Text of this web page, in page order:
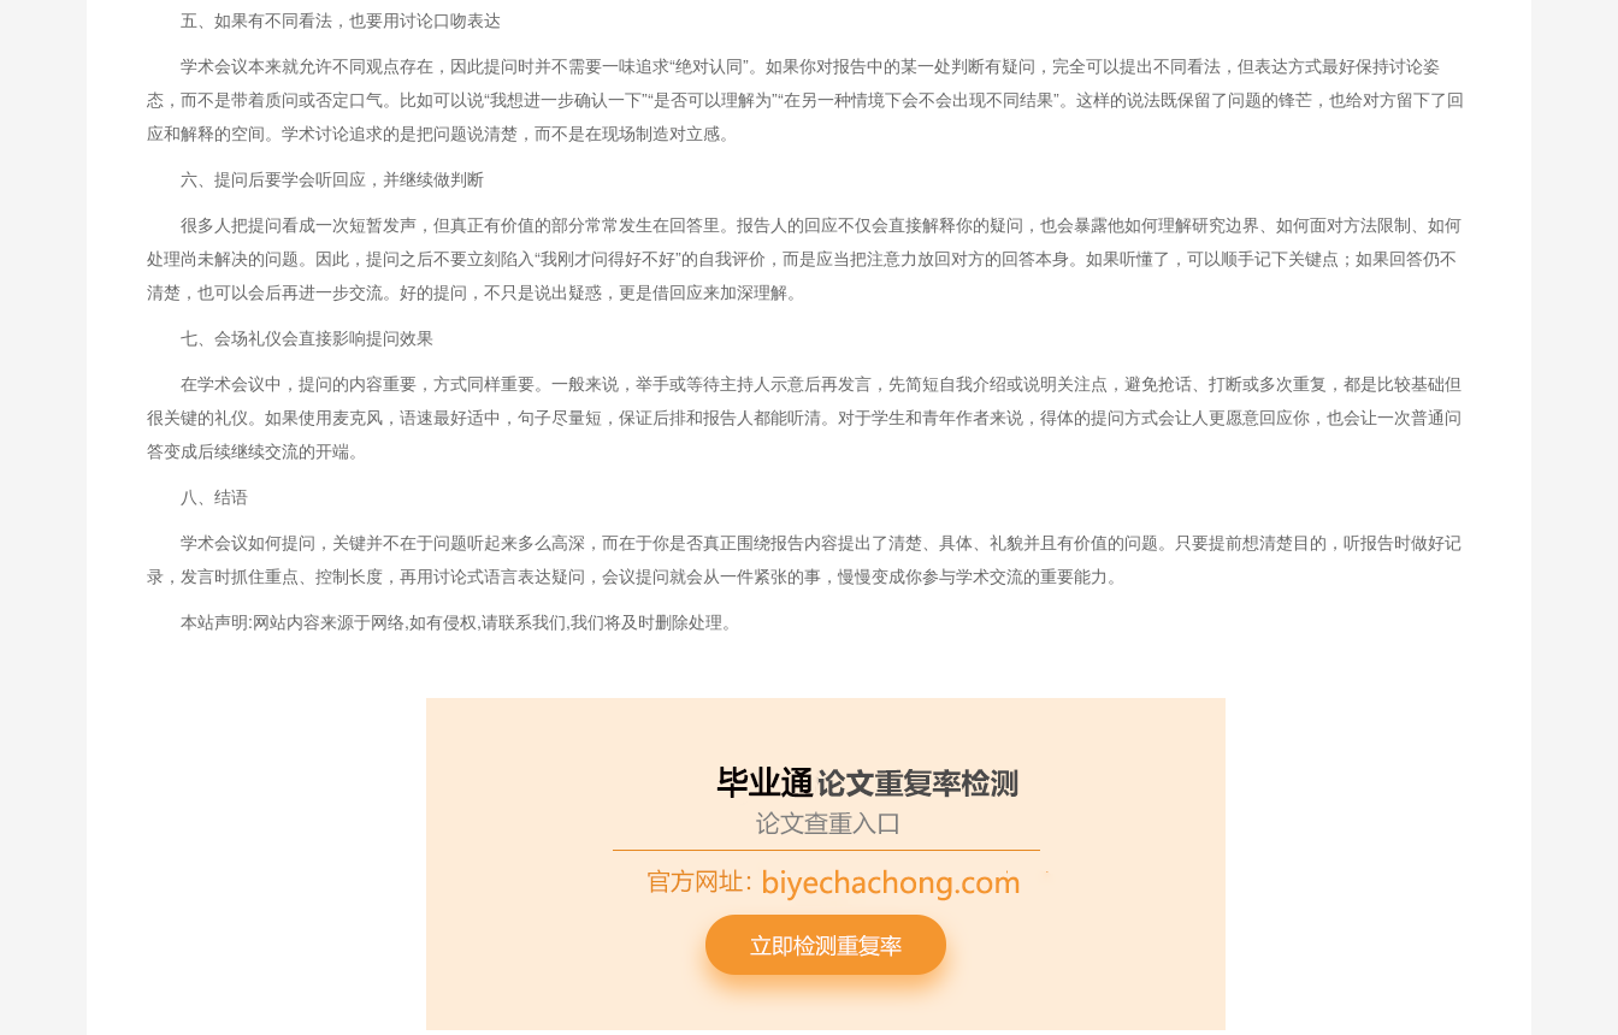
五、如果有不同看法，也要用讨论口吻表达
学术会议本来就允许不同观点存在，因此提问时并不需要一味追求“绝对认同”。如果你对报告中的某一处判断有疑问，完全可以提出不同看法，但表达方式最好保持讨论姿
态，而不是带着质问或否定口气。比如可以说“我想进一步确认一下”“是否可以理解为”“在另一种情境下会不会出现不同结果”。这样的说法既保留了问题的锋芒，也给对方留下了回
应和解释的空间。学术讨论追求的是把问题说清楚，而不是在现场制造对立感。
六、提问后要学会听回应，并继续做判断
很多人把提问看成一次短暂发声，但真正有价值的部分常常发生在回答里。报告人的回应不仅会直接解释你的疑问，也会暴露他如何理解研究边界、如何面对方法限制、如何
处理尚未解决的问题。因此，提问之后不要立刻陷入“我刚才问得好不好”的自我评价，而是应当把注意力放回对方的回答本身。如果听懂了，可以顺手记下关键点；如果回答仍不
清楚，也可以会后再进一步交流。好的提问，不只是说出疑惑，更是借回应来加深理解。
七、会场礼仪会直接影响提问效果
在学术会议中，提问的内容重要，方式同样重要。一般来说，举手或等待主持人示意后再发言，先简短自我介绍或说明关注点，避免抢话、打断或多次重复，都是比较基础但
很关键的礼仪。如果使用麦克风，语速最好适中，句子尽量短，保证后排和报告人都能听清。对于学生和青年作者来说，得体的提问方式会让人更愿意回应你，也会让一次普通问
答变成后续继续交流的开端。
八、结语
学术会议如何提问，关键并不在于问题听起来多么高深，而在于你是否真正围绕报告内容提出了清楚、具体、礼貌并且有价值的问题。只要提前想清楚目的，听报告时做好记
录，发言时抓住重点、控制长度，再用讨论式语言表达疑问，会议提问就会从一件紧张的事，慢慢变成你参与学术交流的重要能力。
本站声明:网站内容来源于网络,如有侵权,请联系我们,我们将及时删除处理。